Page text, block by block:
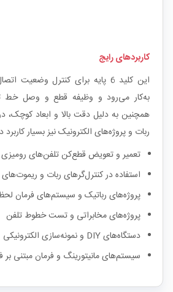
کاربردهای رایج
این کلید 6 پایه برای کنترل
به‌کار می‌رود و وظیفه قطع و وصل خط
همچنین به دلیل دقت بالا و ابعاد کوچک،
ربات و پروژه‌های الکترونیک نیز بسیار کاربرد
تعمیر و تعویض قطع‌کن تلفن‌های رومیزی
استفاده در کنترل‌گرهای ربات و
پروژه‌های رباتیک و سیستم‌های فرمان
پروژه‌های مخابراتی و تست خطوط تلفن
دستگاه‌های DIY و نمونه‌سازی الکترونیکی
سیستم‌های مانیتورینگ و فرمان مبتنی بر